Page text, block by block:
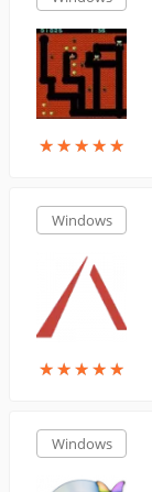
★★★★★
★★★★★
Windows
★★★★★
★★★★★
Windows